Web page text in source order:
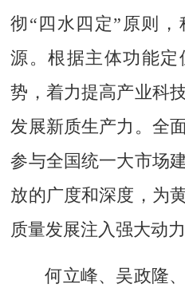
彻“四水四定”原则
源。根据主体功能
势，着力提高产业科
发展新质生产力。全
参与全国统一大市场
放的广度和深度，为
质量发展注入强大动力
何立峰、吴政隆